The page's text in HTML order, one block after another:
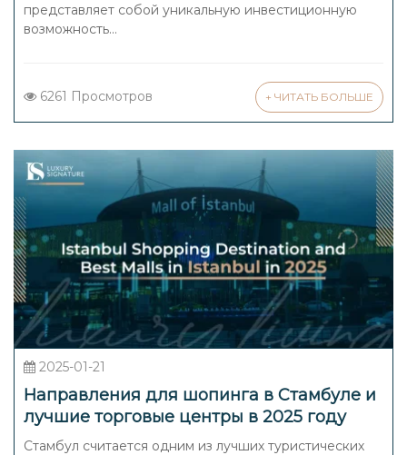
представляет собой уникальную инвестиционную
возможность...
6261 Просмотров + ЧИТАТЬ БОЛЬШЕ
2025-01-21
Направления для шопинга в Стамбуле и
лучшие торговые центры в 2025 году
Стамбул считается одним из лучших туристических